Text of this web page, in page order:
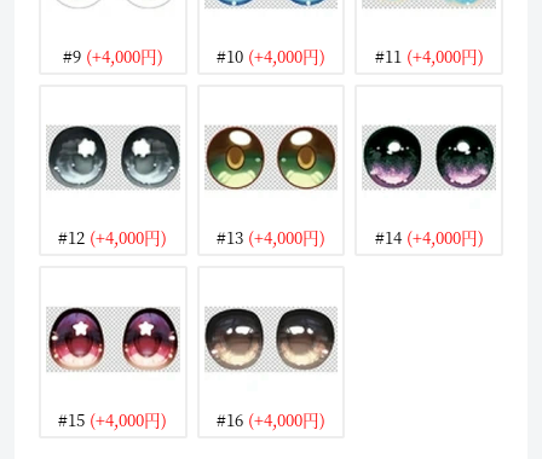
#9(+4,000円) #10(+4,000円) #11 (+4,000円)
#12 (+4,000円) #13(+4,000円) #14(+4,000円)
#15 (+4,000円) #16(+4,000円)